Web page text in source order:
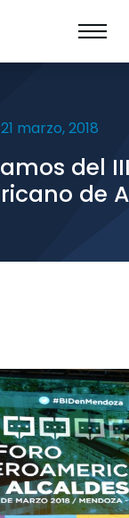
21 marzo, 2018
del
de